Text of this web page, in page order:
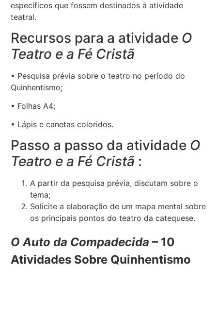
específicos que fossem destinados à atividade
teatral.
Recursos para a atividade O
Teatro e a Fé Cristã
• Pesquisa prévia sobre o teatro no período do
Quinhentismo;
• Folhas A4;
• Lápis e canetas coloridos.
Passo a passo da atividade O
Teatro e a Fé Cristã :
A partir da pesquisa prévia, discutam sobre o
tema;
Solicite a elaboração de um mapa mental sobre
os principais pontos do teatro da catequese.
O Auto da Compadecida – 10
Atividades Sobre Quinhentismo